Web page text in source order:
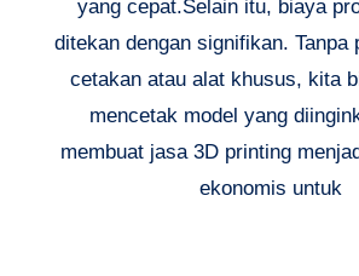
yang cepat.Selain itu, biaya
ditekan dengan signifikan. Tanpa
cetakan atau alat khusus, kita
mencetak model yang
membuat jasa 3D printing
ekonomis untuk